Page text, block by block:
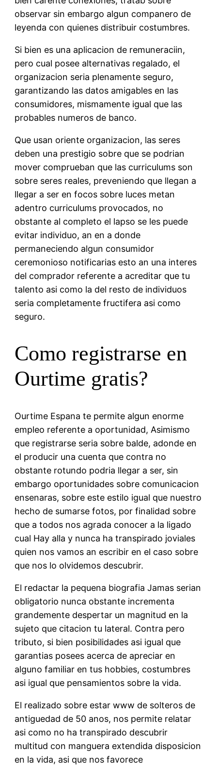
observar sin embargo algun companero de
leyenda con quienes distribuir costumbres.
Si bien es una aplicacion de remuneraciin,
pero cual posee alternativas regalado, el
organizacion seria plenamente seguro,
garantizando las datos amigables en las
consumidores, mismamente igual que las
probables numeros de banco.
Que usan oriente organizacion, las seres
deben una prestigio sobre que se podrian
mover comprueban que las curriculums son
sobre seres reales, preveniendo que llegan a
llegar a ser en focos sobre luces metan
adentro curriculums provocados, no
obstante al completo el lapso se les puede
evitar individuo, an en a donde
permaneciendo algun consumidor
ceremonioso notificarias esto an una interes
del comprador referente a acreditar que tu
talento asi como la del resto de individuos
seria completamente fructifera asi como
seguro.
Como registrarse en
Ourtime gratis?
Ourtime Espana te permite algun enorme
empleo referente a oportunidad, Asimismo
que registrarse seria sobre balde, adonde en
el producir una cuenta que contra no
obstante rotundo podria llegar a ser, sin
embargo oportunidades sobre comunicacion
ensenaras, sobre este estilo igual que nuestro
hecho de sumarse fotos, por finalidad sobre
que a todos nos agrada conocer a la ligado
cual Hay alla y nunca ha transpirado joviales
quien nos vamos an escribir en el caso sobre
que nos lo olvidemos descubrir.
El redactar la pequena biografia Jamas serian
obligatorio nunca obstante incrementa
grandemente despertar un magnitud en la
sujeto que citacion tu lateral. Contra pero
tributo, si bien posibilidades asi igual que
garantias posees acerca de apreciar en
alguno familiar en tus hobbies, costumbres
asi igual que pensamientos sobre la vida.
El realizado sobre estar www de solteros de
antiguedad de 50 anos, nos permite relatar
asi­ como no ha transpirado descubrir
multitud con manguera extendida disposicion
en la vida, asi que nos favorece